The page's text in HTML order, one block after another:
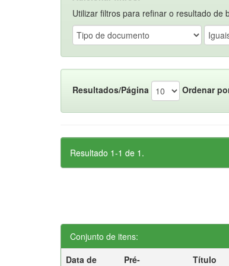
Utilizar filtros para refinar o resultado de
Resultados/Página Ordenar
Resultado 1-1 de 1.
Conjunto de itens:
Data de
Pré-
Título